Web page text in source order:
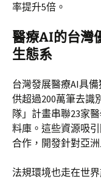
率提升5倍。
醫療AI的台灣
生態系
台灣發展醫療AI具
供超過200萬筆去識
隊」計畫串聯23家
料庫。這些資源吸
合作，開發針對亞
法規環境也走在世